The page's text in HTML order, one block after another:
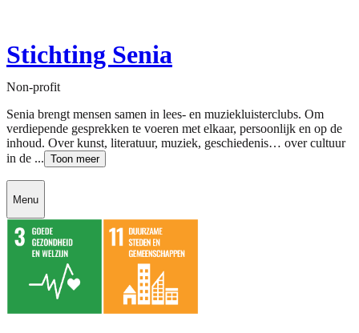
Stichting Senia
Non-profit
Senia brengt mensen samen in lees- en muziekluisterclubs. Om
verdiepende gesprekken te voeren met elkaar, persoonlijk en op de
inhoud. Over kunst, literatuur, muziek, geschiedenis… over cultuur
in de ... Toon meer
Menu